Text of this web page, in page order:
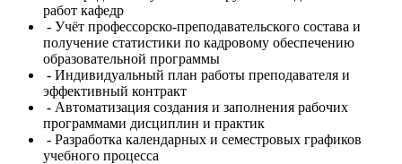
работ кафедр
- Учёт профессорско-преподавательского состава и
получение статистики по кадровому обеспечению
образовательной программы
- Индивидуальный план работы преподавателя и
эффективный контракт
- Автоматизация создания и заполнения рабочих
программами дисциплин и практик
- Разработка календарных и семестровых графиков
учебного процесса